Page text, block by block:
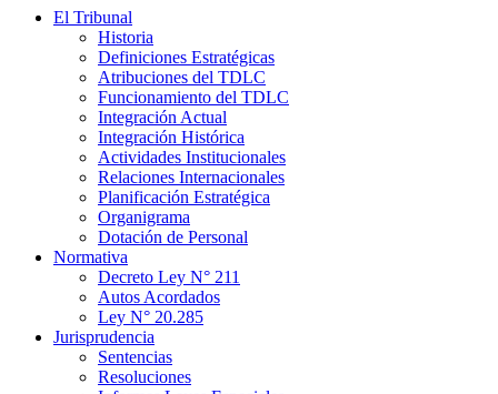
El Tribunal
Historia
Definiciones Estratégicas
Atribuciones del TDLC
Funcionamiento del TDLC
Integración Actual
Integración Histórica
Actividades Institucionales
Relaciones Internacionales
Planificación Estratégica
Organigrama
Dotación de Personal
Normativa
Decreto Ley N° 211
Autos Acordados
Ley N° 20.285
Jurisprudencia
Sentencias
Resoluciones